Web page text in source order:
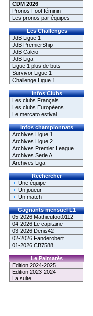
CDM 2026
Pronos Foot féminin
Les pronos par équipes
Les Challenges
JdB Ligue 1
JdB PremierShip
JdB Calcio
JdB Liga
Ligue 1 plus de buts
Survivor Ligue 1
Challenge Ligue 1
Infos Clubs
Les clubs Français
Les clubs Européens
Le mercato estival
Infos championnats
Archives Ligue 1
Archives Ligue 2
Archives Premier League
Archives Serie A
Archives Liga
Rechercher
Une équipe
Un joueur
Un match
Gagnants mensuel L1
05-2026 Mathieufoot0112
04-2026 Le capitaine
03-2026 Denis42
02-2026 Fanderobert
01-2026 CB7588
Le Palmarès
Edition 2024-2025
Edition 2023-2024
La suite ...